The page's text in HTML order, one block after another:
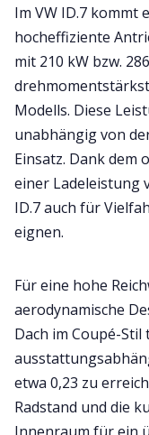
Im VW ID.7 kommt
hocheffiziente
mit 210 kW bzw.
Modells. Diese
unabhängig von
Einsatz. Dank dem
einer Ladeleistung
ID.7 auch für
eignen.
Für eine hohe
aerodynamische
Dach im Coupé-
etwa 0,23 zu
Radstand und die